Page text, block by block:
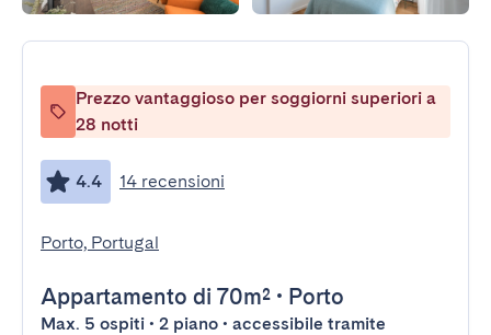
Prezzo vantaggioso per soggiorni superiori a
28 notti
4.4 14 recensioni
Porto, Portugal
Appartamento di 70m² • Porto
Max. 5 ospiti • 2 piano • accessibile tramite